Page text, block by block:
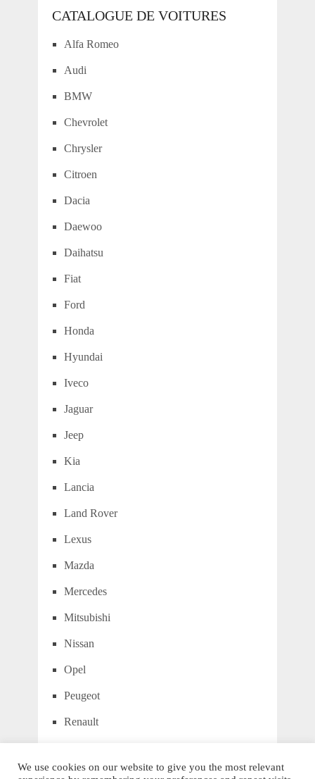
CATALOGUE DE VOITURES
Alfa Romeo
Audi
BMW
Chevrolet
Chrysler
Citroen
Dacia
Daewoo
Daihatsu
Fiat
Ford
Honda
Hyundai
Iveco
Jaguar
Jeep
Kia
Lancia
Land Rover
Lexus
Mazda
Mercedes
Mitsubishi
Nissan
Opel
Peugeot
Renault
Volkswagen
We use cookies on our website to give you the most relevant